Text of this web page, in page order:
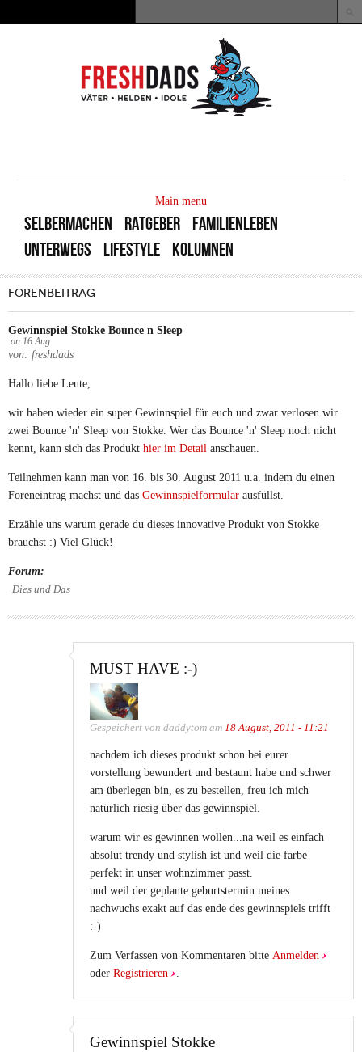
Suchformular
Main menu
SELBERMACHEN RATGEBER
FAMILIENLEBEN
UNTERWEGS
LIFESTYLE KOLUMNEN
FORENBEITRAG
Gewinnspiel Stokke Bounce n Sleep
on 16 Aug
von: freshdads
Hallo liebe Leute,
wir haben wieder ein super Gewinnspiel für euch und zwar verlosen wir
zwei Bounce 'n' Sleep von Stokke. Wer das Bounce 'n' Sleep noch nicht
kennt, kann sich das Produkt hier im Detail anschauen.
Teilnehmen kann man von 16. bis 30. August 2011 u.a. indem du einen
Foreneintrag machst und das Gewinnspielformular ausfüllst.
Erzähle uns warum gerade du dieses innovative Produkt von Stokke
brauchst :) Viel Glück!
Forum:
Dies und Das
MUST HAVE :-)
Gespeichert von daddytom am 18 August, 2011 - 11:21
nachdem ich dieses produkt schon bei eurer
vorstellung bewundert und bestaunt habe und schwer
am überlegen bin, es zu bestellen, freu ich mich
natürlich riesig über das gewinnspiel.
warum wir es gewinnen wollen...na weil es einfach
absolut trendy und stylish ist und weil die farbe
perfekt in unser wohnzimmer passt.
und weil der geplante geburtstermin meines
nachwuchs exakt auf das ende des gewinnspiels trifft
:-)
Zum Verfassen von Kommentaren bitte Anmelden
oder Registrieren .
Gewinnspiel Stokke